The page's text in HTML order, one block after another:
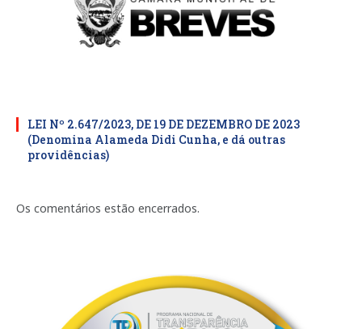
LEI Nº 2.647/2023, DE 19 DE DEZEMBRO DE 2023
(Denomina Alameda Didi Cunha, e dá outras
providências)
Os comentários estão encerrados.